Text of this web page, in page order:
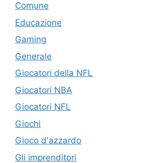
Comune
Educazione
Gaming
Generale
Giocatori della NFL
Giocatori NBA
Giocatori NFL
Giochi
Gioco d'azzardo
Gli imprenditori